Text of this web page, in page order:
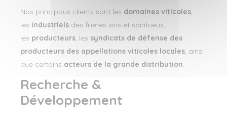
Nos principaux clients sont les domaines viticoles,
les industriels des filières vins et spiritueux,
les producteurs, les syndicats de défense des
producteurs des appellations viticoles locales, ainsi
que certains acteurs de la grande distribution.
Recherche &
Développement